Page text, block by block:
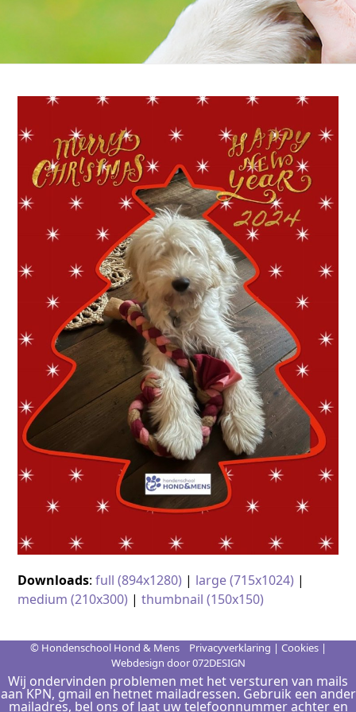
Downloads:full (894x1280) | large (715x1024) |
medium (210x300) |thumbnail (150x150)
© Hondenschool Hond & Mens Privacyverklaring | Cookies|
Webdesign door072DESIGN
Wij ondervinden problemen met het versturen van mails
aan KPN, gmail en hetnet mailadressen. Gebruik een ander
mailadres, bel ons of laat uw telefoonnummer achter en